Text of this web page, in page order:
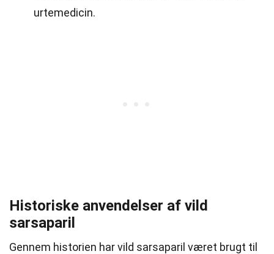
urtemedicin.
Historiske anvendelser af vild
sarsaparil
Gennem historien har vild sarsaparil været brugt til